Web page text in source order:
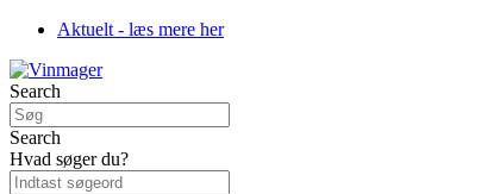
Aktuelt - læs mere her
Search
Search
Hvad søger du?